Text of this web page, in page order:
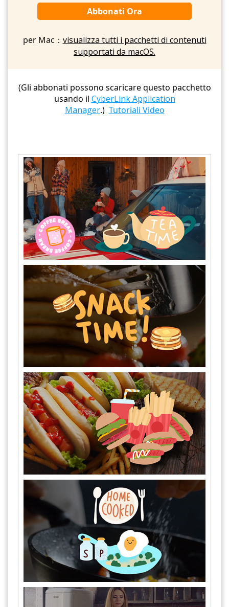
Abbonati Ora
per Mac： visualizza tutti i pacchetti di contenuti
supportati da macOS.
(Gli abbonati possono scaricare questo pacchetto
usando il CyberLink Application
Manager.) Tutoriali Video